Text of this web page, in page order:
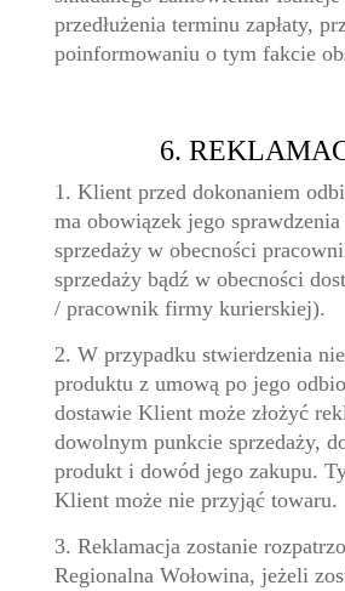
przedłużenia terminu zapłaty,
poinformowaniu o tym fakcie
6.
1. Klient przed dokonaniem
ma obowiązek jego
sprzedaży w obecności
sprzedaży bądź w obecności
/ pracownik firmy kurierskiej).
2. W przypadku stwierdzenia
produktu z umową po jego
dostawie Klient może złożyć
dowolnym punkcie sprzedaży,
produkt i dowód jego zakupu.
Klient może nie przyjąć towaru.
3. Reklamacja zostanie
Regionalna Wołowina, jeżeli